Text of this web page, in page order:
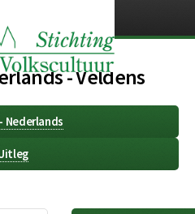
- Veldens
Nederlands